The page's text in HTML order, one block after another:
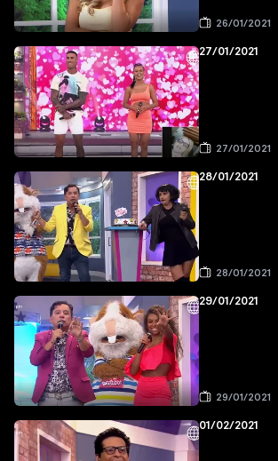
26/01/2021
27/01/2021
27/01/2021
28/01/2021
28/01/2021
29/01/2021
29/01/2021
01/02/2021